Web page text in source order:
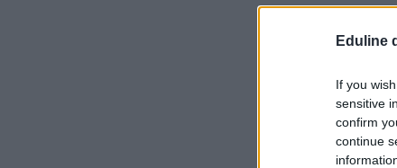
Eduline
If you
sensitive
confirm
continue